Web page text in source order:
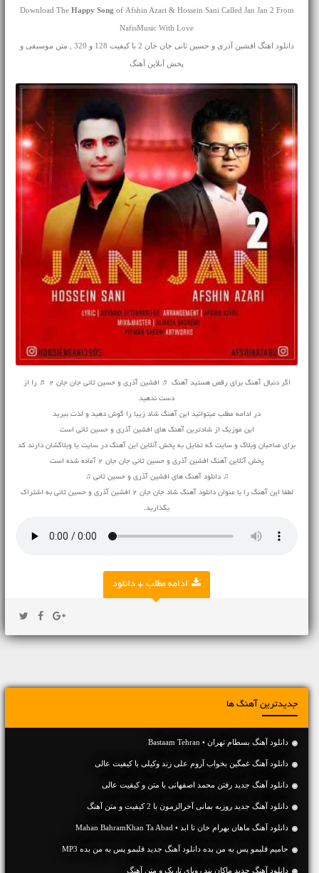
Download The Happy Song of Afshin Azari & Hossein Sani Called Jan Jan 2 From
NafisMusic With Love
دانلود اهنگ افشین آذری و حسین ثانی جان جان 2 با کیفیت 128 و 320 , متن موسیقی و
پخش آنلاین آهنگ
اگر دنبال آهنگ برای رقص هستید آهنگ ♬ افشین آذری و حسین ثانی جان جان 2 ♬ را از
دست ندهید
در ادامه مطلب میتوانید این آهنگ شاد زیبا را گوش دهید و لذت ببرید
این موزیک از شادترین آهنگ های افشین آذری و حسین ثانی است
برای صاحبان وبلاگ و سایت که تمایل به پخش آنلاین این آهنگ در سایت یا وبلاگشان دارند کد
پخش آنلاین آهنگ افشین آذری و حسین ثانی جان جان 2 آماده شده است
♫ دانلود آهنگ های افشین آذری و حسین ثانی ♫
لطفا این آهنگ را با عنوان دانلود آهنگ شاد جان جان 2 افشین آذری و حسین ثانی به اشتراک
بگذارید.
ادامه مطلب + دانلود
جدیدترین آهنگ ها
دانلود آهنگ بسطام تهران • Bastaam Tehran
دانلود آهنگ غمگین بخواب آروم علی زند وکیلی با کیفیت عالی
دانلود آهنگ جديد رفتن محمد اصفهانی با متن و کیفیت عالی
دانلود آهنگ جديد روزبه بمانی آخرالزمون با 2 کیفیت و متن آهنگ
دانلود آهنگ ماهان بهرام خان تا ابد • Mahan BahramKhan Ta Abad
حامیم قلبمو پس به من بده دانلود آهنگ جدید قلبمو پس به من بده MP3
دانلود آهنگ جديد ماکان بند رویای تاریک و متن آهنگ